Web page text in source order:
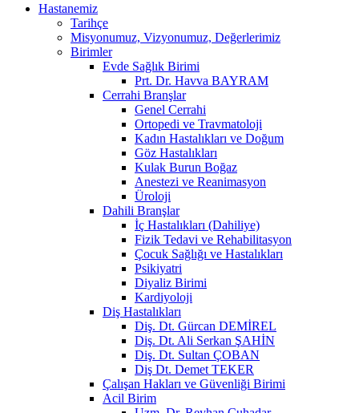
Hastanemiz
Tarihçe
Misyonumuz, Vizyonumuz, Değerlerimiz
Birimler
Evde Sağlık Birimi
Prt. Dr. Havva BAYRAM
Cerrahi Branşlar
Genel Cerrahi
Ortopedi ve Travmatoloji
Kadın Hastalıkları ve Doğum
Göz Hastalıkları
Kulak Burun Boğaz
Anestezi ve Reanimasyon
Üroloji
Dahili Branşlar
İç Hastalıkları (Dahiliye)
Fizik Tedavi ve Rehabilitasyon
Çocuk Sağlığı ve Hastalıkları
Psikiyatri
Diyaliz Birimi
Kardiyoloji
Diş Hastalıkları
Diş. Dt. Gürcan DEMİREL
Diş. Dt. Ali Serkan ŞAHİN
Diş. Dt. Sultan ÇOBAN
Diş Dt. Demet TEKER
Çalışan Hakları ve Güvenliği Birimi
Acil Birim